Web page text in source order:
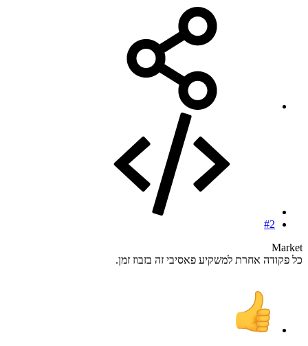
#2
Market
כל פקודה אחרת למשקיע פאסיבי זה בזבוז זמן.